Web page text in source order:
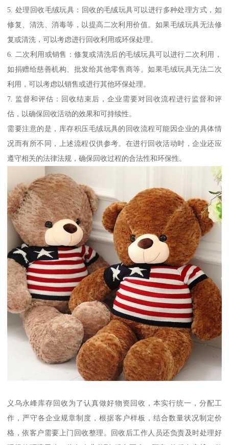
5. 处理回收毛绒玩具：回收的毛绒玩具可以进行多种处理方式，如
修复、清洗、消毒等，以提高二次利用价值。如果毛绒玩具无法修
复或清洗，可以考虑进行回收利用或环保处理。
6. 二次利用或销售：修复或清洗后的毛绒玩具可以进行二次利用，
如捐赠给慈善机构、批发给其他零售商等。如果毛绒玩具无法二次
利用，可以考虑以销售或进行其他环保处理。
7. 监督和评估：回收结束后，企业需要对回收流程进行监督和评
估，以确保回收活动的效果和可持续性。
需要注意的是，库存积压毛绒玩具的回收流程可能因企业的具体情
况而有所不同，上述流程仅供参考。在进行回收活动时，企业还应
遵守相关的法律法规，确保回收过程的合法性和环保性。
义乌永峰库存回收为了认真做好物资回收，本实行统一，分配工
作，严守各企业规章制度，根据客户样板，结合数量状况制定价
格，依客户需要上门回收整理。回收后工作人员还负责及时处理好